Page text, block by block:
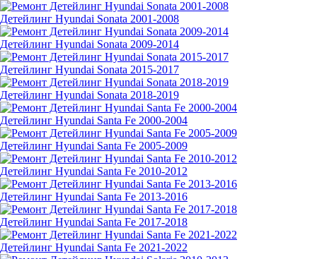
Детейлинг Hyundai Sonata 2001-2008
Детейлинг Hyundai Sonata 2009-2014
Детейлинг Hyundai Sonata 2015-2017
Детейлинг Hyundai Sonata 2018-2019
Детейлинг Hyundai Santa Fe 2000-2004
Детейлинг Hyundai Santa Fe 2005-2009
Детейлинг Hyundai Santa Fe 2010-2012
Детейлинг Hyundai Santa Fe 2013-2016
Детейлинг Hyundai Santa Fe 2017-2018
Детейлинг Hyundai Santa Fe 2021-2022